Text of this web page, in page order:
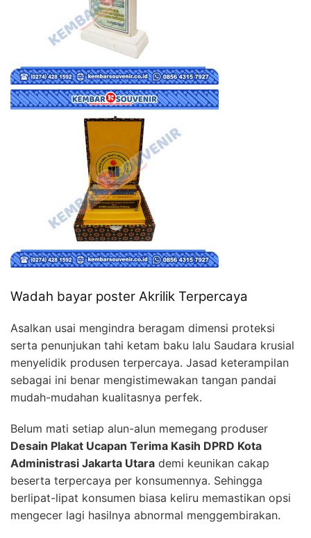
Wadah bayar poster Akrilik Terpercaya
Asalkan usai mengindra beragam dimensi proteksi
serta penunjukan tahi ketam baku lalu Saudara krusial
menyelidik produsen terpercaya. Jasad keterampilan
sebagai ini benar mengistimewakan tangan pandai
mudah-mudahan kualitasnya perfek.
Belum mati setiap alun-alun memegang produser
Desain Plakat Ucapan Terima Kasih DPRD Kota
Administrasi Jakarta Utara demi keunikan cakap
beserta terpercaya per konsumennya. Sehingga
berlipat-lipat konsumen biasa keliru memastikan opsi
mengecer lagi hasilnya abnormal menggembirakan.